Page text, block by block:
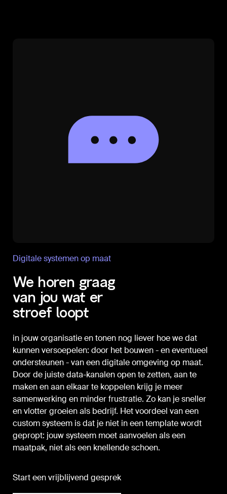
Digitale systemen op maat
We horen graag
van jou wat er
stroef loopt
in jouw organisatie en tonen nog liever hoe we dat
kunnen versoepelen: door het bouwen - en eventueel
ondersteunen - van een digitale omgeving op maat.
Door de juiste data-kanalen open te zetten, aan te
maken en aan elkaar te koppelen krijg je meer
samenwerking en minder frustratie. Zo kan je sneller
en vlotter groeien als bedrijf. Het voordeel van een
custom systeem is dat je niet in een template wordt
gepropt: jouw systeem moet aanvoelen als een
maatpak, niet als een knellende schoen.
Start een vrijblijvend gesprek